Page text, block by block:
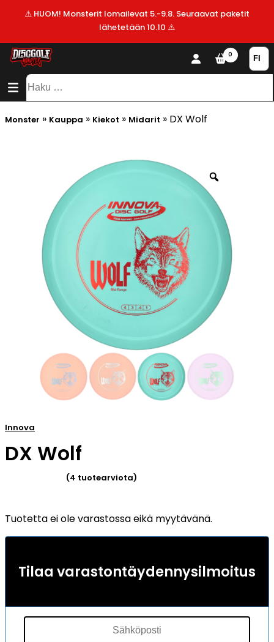
⚠️ HUOM! Monsterit lomailevat 5.-9.8. Seuraavat paketit
lähetetään 10.10 ⚠️
VALMISTAJAT
ALE!
UUSIMMAT
SISÄLTÖ
SITEMAP
Haku:
0
Monster » Kauppa » Kiekot » Midarit » DX Wolf
Innova
DX Wolf
5:stä
perustuen
arvotukseen.
(4 tuotearviota)
Tuotetta ei ole varastossa eikä myytävänä.
Tilaa varastontäydennysilmoitus